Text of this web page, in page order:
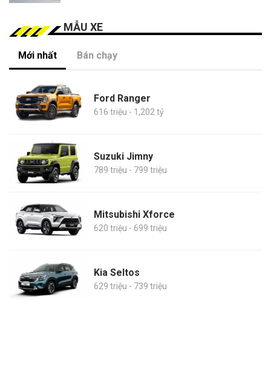
MẪU XE
Mới nhất Bán chạy
Ford Ranger
616 triệu - 1,202 tỷ
Suzuki Jimny
789 triệu - 799 triệu
Mitsubishi Xforce
620 triệu - 699 triệu
Kia Seltos
629 triệu - 739 triệu